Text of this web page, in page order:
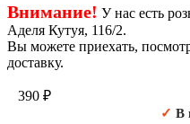
Внимание! У нас есть
Аделя Кутуя, 116/2.
Вы можете приехать,
доставку.
390 ₽
✓ В